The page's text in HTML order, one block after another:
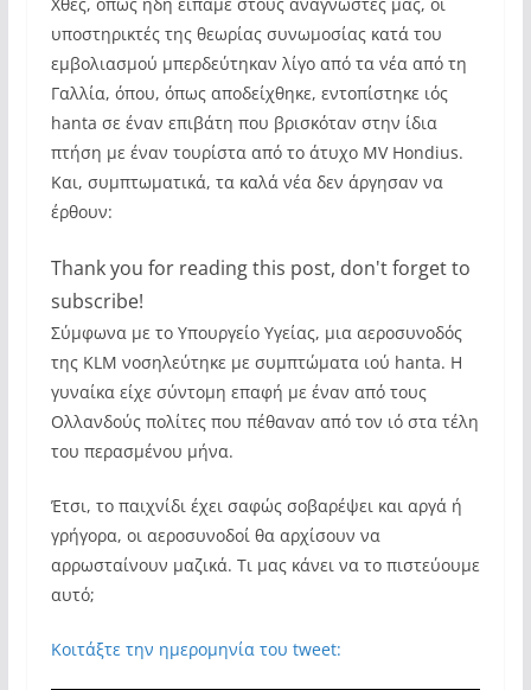
Χθες, όπως ήδη είπαμε στους αναγνώστες μας, οι
υποστηρικτές της θεωρίας συνωμοσίας κατά του
εμβολιασμού μπερδεύτηκαν λίγο από τα νέα από τη
Γαλλία, όπου, όπως αποδείχθηκε, εντοπίστηκε ιός
hanta σε έναν επιβάτη που βρισκόταν στην ίδια
πτήση με έναν τουρίστα από το άτυχο MV Hondius.
Και, συμπτωματικά, τα καλά νέα δεν άργησαν να
έρθουν:
Thank you for reading this post, don't forget to
subscribe!
Σύμφωνα με το Υπουργείο Υγείας, μια αεροσυνοδός
της KLM νοσηλεύτηκε με συμπτώματα ιού hanta. Η
γυναίκα είχε σύντομη επαφή με έναν από τους
Ολλανδούς πολίτες που πέθαναν από τον ιό στα τέλη
του περασμένου μήνα.
Έτσι, το παιχνίδι έχει σαφώς σοβαρέψει και αργά ή
γρήγορα, οι αεροσυνοδοί θα αρχίσουν να
αρρωσταίνουν μαζικά. Τι μας κάνει να το πιστεύουμε
αυτό;
Κοιτάξτε την ημερομηνία του tweet: